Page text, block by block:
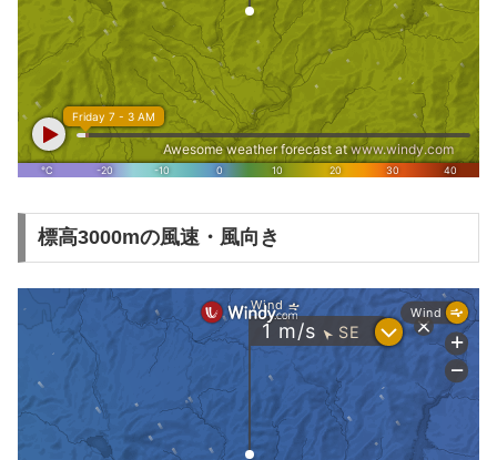
標高3000mの風速・風向き